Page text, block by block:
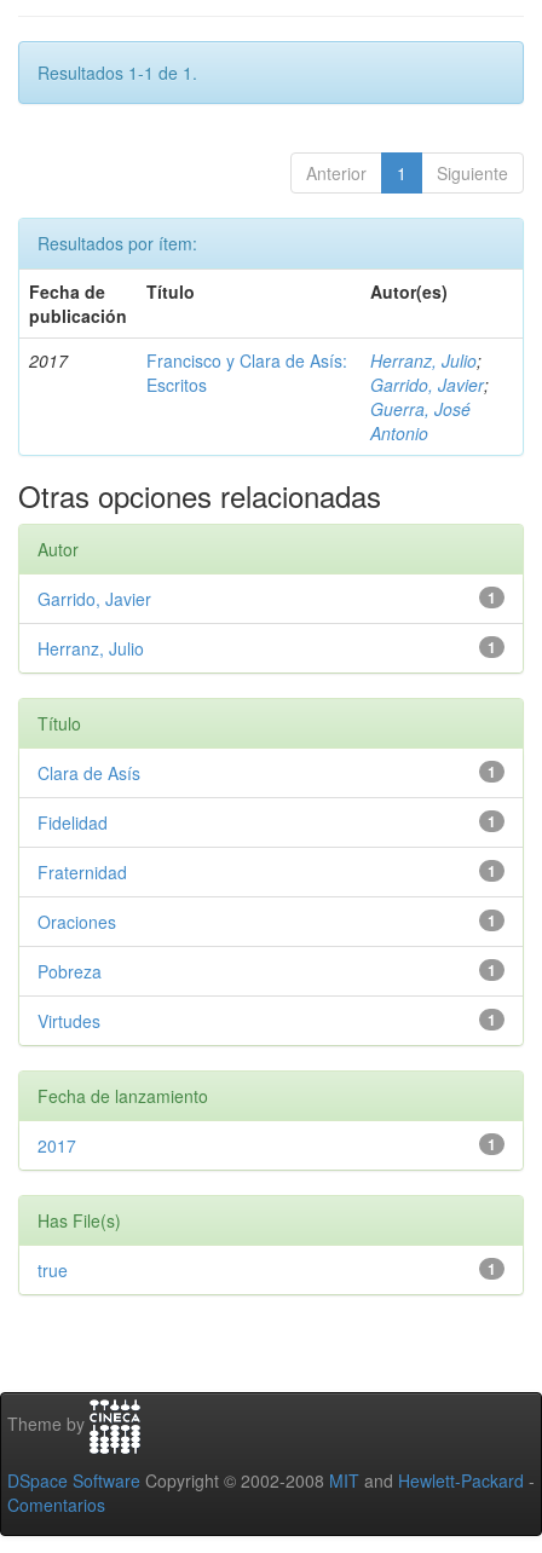
Resultados 1-1 de 1.
Anterior 1 Siguiente
Resultados por ítem:
Fecha de
publicación
Título Autor(es)
2017
Francisco y Clara de Asís:
Escritos
Herranz, Julio;
Garrido, Javier;
Guerra, José
Antonio
Otras opciones relacionadas
Autor
1
Garrido, Javier
1
Herranz, Julio
Título
1
Clara de Asís
1
Fidelidad
1
Fraternidad
1
Oraciones
1
Pobreza
1
Virtudes
Fecha de lanzamiento
1
2017
Has File(s)
1
true
Theme by
DSpace Software Copyright © 2002-2008 MIT and Hewlett-Packard -
Comentarios